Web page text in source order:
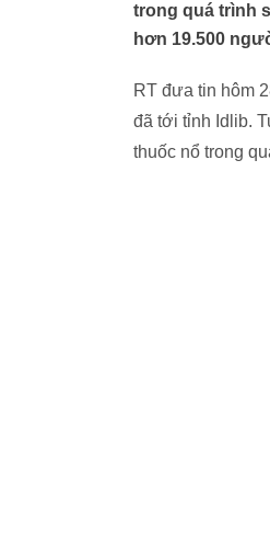
trong quá trình
hơn 19.500
RT đưa tin hôm
đã tới tỉnh Idlib.
thuốc nổ trong